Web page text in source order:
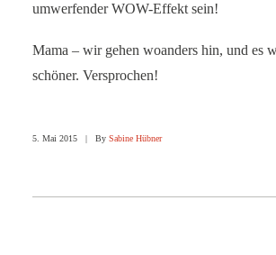
umwerfender WOW-Effekt sein!
Mama – wir gehen woanders hin, und es
schöner. Versprochen!
5. Mai 2015 | By Sabine Hübner